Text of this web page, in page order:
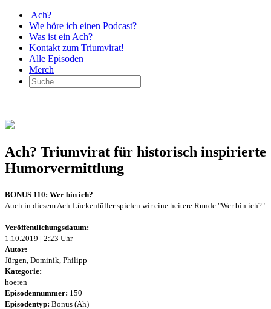
Ach?
Wie höre ich einen Podcast?
Was ist ein Ach?
Kontakt zum Triumvirat!
Alle Episoden
Merch
Ach? Triumvirat für historisch inspirierte
Humorvermittlung
BONUS 110: Wer bin ich?
Auch in diesem Ach-Lückenfüller spielen wir eine heitere Runde "Wer bin ich?"
Veröffentlichungsdatum:
1.10.2019 | 2:23 Uhr
Autor:
Jürgen, Dominik, Philipp
Kategorie:
hoeren
Episodennummer: 150
Episodentyp: Bonus (Ah)